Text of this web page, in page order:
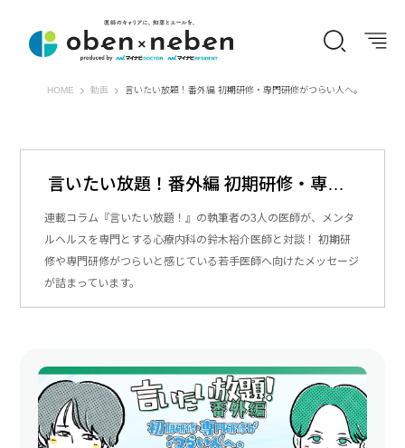
HOME オーベン×ネーベン
動画 言いたい放題！番外編 初期研修・専門研修がつらい人へ。
言いたい放題！番外編 初期研修・専門研修がつらい人へ。
連載コラム『言いたい放題！』の執筆者の3人の医師が、メンタ
ルヘルスを専門とする心療内科の鈴木裕介医師と対談！ 初期研
修や専門研修がつらいと感じている若手医師へ向けたメッセージ
が詰まっています。